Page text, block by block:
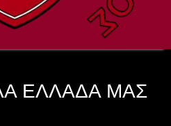
ΕΛΛΑΔΑ ΜΑΣ